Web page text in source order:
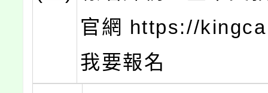
官網 https://
我要報名